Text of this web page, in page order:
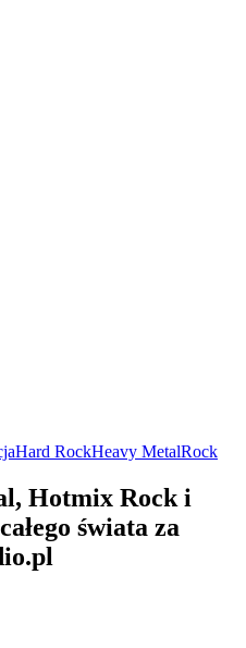
Hard RockHeavy MetalRock
Hotmix Rock i
świata za